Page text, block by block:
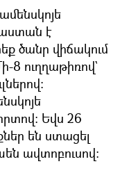
է
ծանր վիճակում
8 ուղղաթիռով`
Եվս 26
են ստացել
ավտոբուսով: